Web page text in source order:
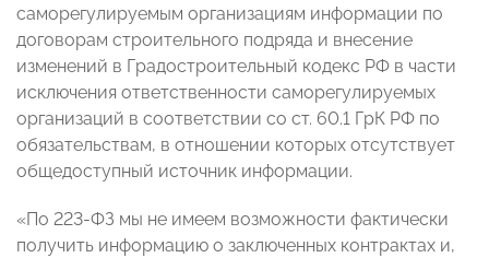
саморегулируемым организациям информации по
договорам строительного подряда и внесение
изменений в Градостроительный кодекс РФ в части
исключения ответственности саморегулируемых
организаций в соответствии со ст. 60.1 ГрК РФ по
обязательствам, в отношении которых отсутствует
общедоступный источник информации.
«По 223-ФЗ мы не имеем возможности фактически
получить информацию о заключенных контрактах и,